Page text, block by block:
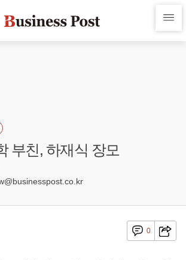
부친, 하재식 장모
0